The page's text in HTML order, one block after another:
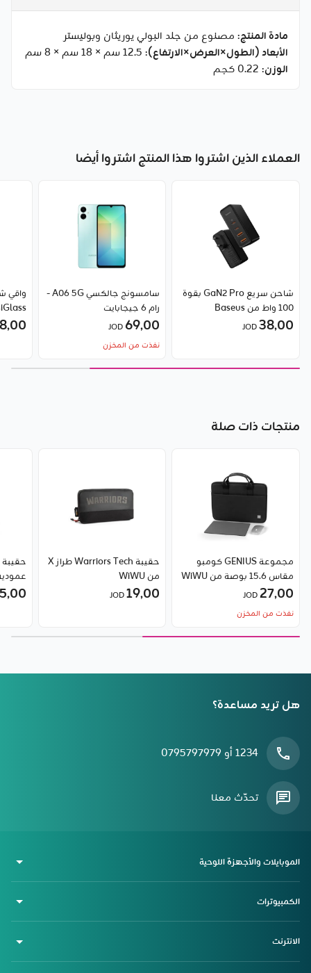
مادة المنتج: مصنوع من جلد البولي يوريثان وبوليستر
الأبعاد (الطول×العرض×الارتفاع): 12.5 سم × 18 سم × 8 سم
الوزن: 0.22 كجم
العملاء الذين اشتروا هذا المنتج اشتروا أيضا
شاحن سريع GaN2 Pro بقوة
100 واط من Baseus
38٫00
سامسونج جالكسي A06 5G -
رام 6 جيجابايت
69٫00
نفذت من المخزن
واقي
من
منتجات ذات صلة
مجموعة GENIUS كومبو
مقاس 15.6 بوصة من WiWU
27٫00
نفذت من المخزن
حقيبة Warriors Tech طراز X
من WiWU
19٫00JOD
WiWU
هل تريد مساعدة؟
1234 أو 0795797979
تحدّث معنا
الموبايلات والأجهزة اللوحية
الكمبيوترات
الانترنت